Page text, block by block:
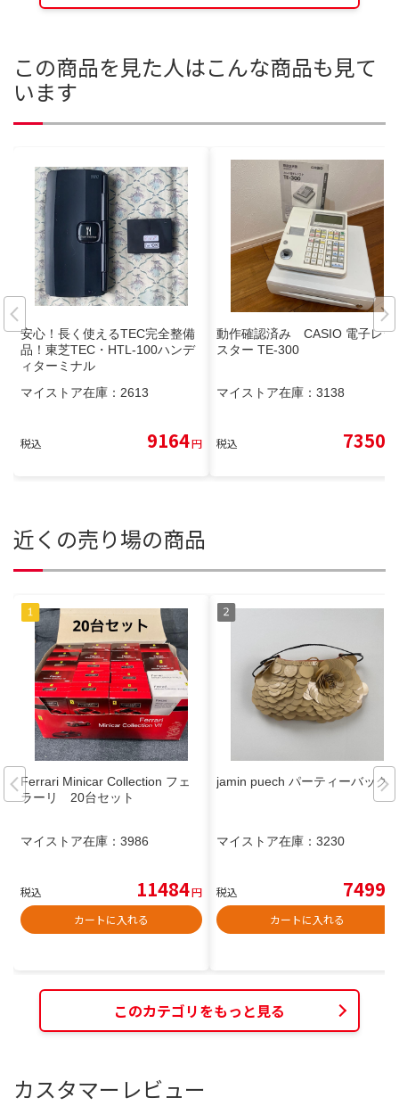
この商品を見た人はこんな商品も見て
います
安心！長く使えるTEC完全整備
品！東芝TEC・HTL-100ハンデ
ィターミナル
マイストア在庫： 2613
税込 9164円
動作確認済み CASIO 電子レジ
スター TE-300
マイストア在庫： 3138
税込 7350
近くの売り場の商品
Ferrari Minicar Collection フェ
ラーリ 20台セット
マイストア在庫： 3986
税込 11484円
カートに入れる
jamin puech パーティーバッグ
マイストア在庫： 3230
税込 7499
カートに入れる
このカテゴリをもっと見る
カスタマーレビュー